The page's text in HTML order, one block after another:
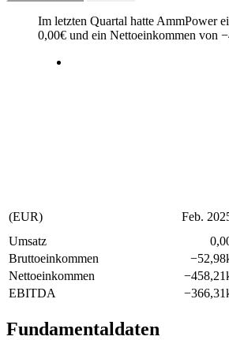
Im letzten Quartal hatte AmmPower
0,00€ und ein Nettoeinkommen von −
(EUR) Feb.
Umsatz
Bruttoeinkommen
−
Nettoeinkommen
−
EBITDA
−
Fundamentaldaten